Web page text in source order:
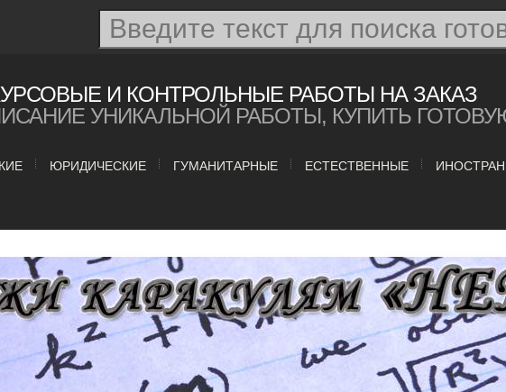
И КОНТРОЛЬНЫЕ РАБОТЫ НА ЗАКАЗ
УНИКАЛЬНОЙ РАБОТЫ, КУПИТЬ
ЮРИДИЧЕСКИЕ ГУМАНИТАРНЫЕ ЕСТЕСТВЕННЫЕ